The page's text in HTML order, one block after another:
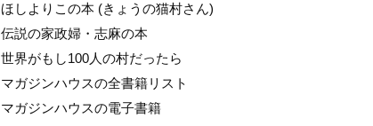
ほしよりこの本 (きょうの猫村さん)
伝説の家政婦・志麻の本
世界がもし100人の村だったら
マガジンハウスの全書籍リスト
マガジンハウスの電子書籍